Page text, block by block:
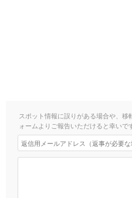
スポット情報に誤りがある場合や、
ォームよりご報告いただけると幸いで